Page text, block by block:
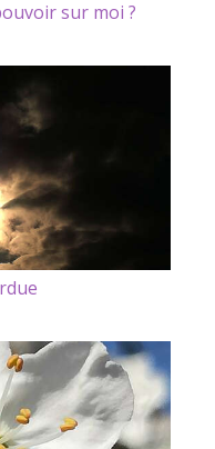
sur moi ?